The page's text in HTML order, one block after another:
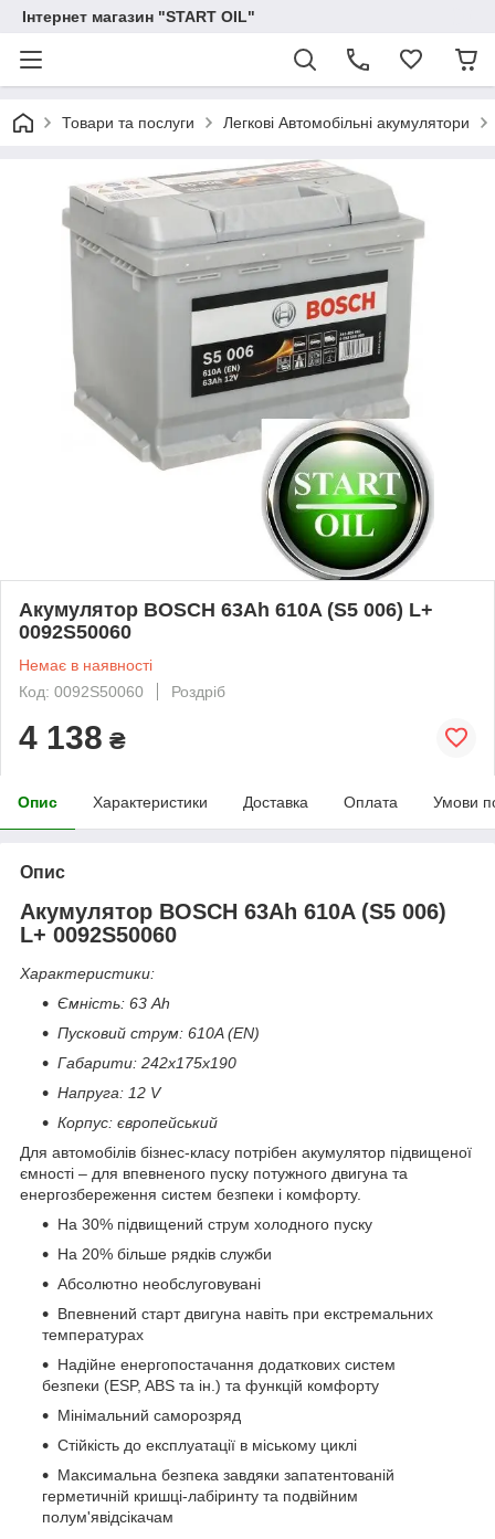
Інтернет магазин "START OIL"
Товари та послуги Легкові Автомобільні акумулятори
Акумулятор BOSCH 63Ah 610A (S5 006) L+
0092S50060
Немає в наявності
Код: 0092S50060
Роздріб
4 138 ₴
Опис Характеристики Доставка Оплата Умови
Опис
Акумулятор BOSCH 63Ah 610A (S5 006)
L+ 0092S50060
Характеристики:
Ємність: 63 Ah
Пусковий струм: 610A (EN)
Габарити: 242х175х190
Напруга: 12 V
Корпус: європейський
Для автомобілів бізнес-класу потрібен акумулятор підвищеної
ємності – для впевненого пуску потужного двигуна та
енергозбереження систем безпеки і комфорту.
На 30% підвищений струм холодного пуску
На 20% більше рядків служби
Абсолютно необслуговувані
Впевнений старт двигуна навіть при екстремальних
температурах
Надійне енергопостачання додаткових систем
безпеки (ESP, ABS та ін.) та функцій комфорту
Мінімальний саморозряд
Стійкість до експлуатації в міському циклі
Максимальна безпека завдяки запатентованій
герметичній кришці-лабіринту та подвійним
полум'явідсікачам